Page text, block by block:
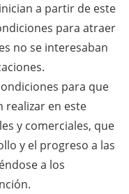
a partir de este
para atraer
no se interesaban
para que
realizar en este
y comerciales, que
y el progreso a las
a los